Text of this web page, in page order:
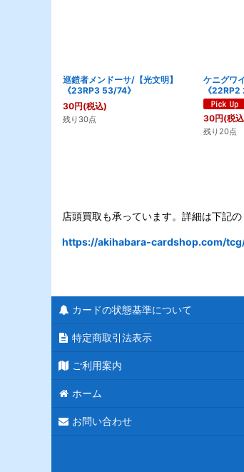
巡鎧者メンドーサ/【光文明】
《23RP3 53/74》
30円(税込)
残り30点
ケニグワ
《22RP2
30円(税
残り20点
店頭買取も承っています。詳細は下記
https://akihabara-cardshop.com/
カードの状態基準について
特定商取引法表示
ご利用案内
ホーム
お問い合わせ